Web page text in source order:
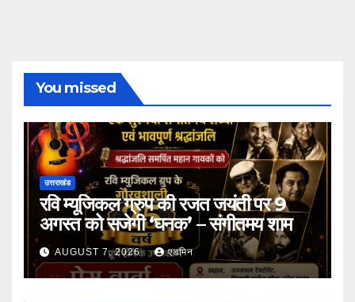
You missed
उत्तराखंड
रवि म्यूजिकल ग्रुप की रजत जयंती पर 9
अगस्त को सजेगी ‘घनक’ – संगीतमय शाम
AUGUST 7, 2026 एडमिन